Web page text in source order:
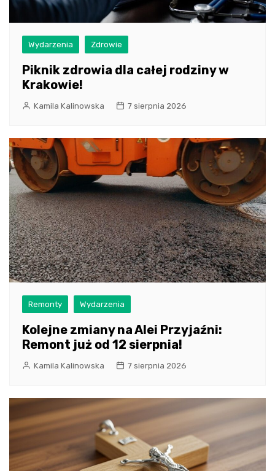
Wydarzenia Zdrowie
Piknik zdrowia dla całej rodziny w
Krakowie!
Kamila Kalinowska 7 sierpnia 2026
Remonty Wydarzenia
Kolejne zmiany na Alei Przyjaźni:
Remont już od 12 sierpnia!
Kamila Kalinowska 7 sierpnia 2026